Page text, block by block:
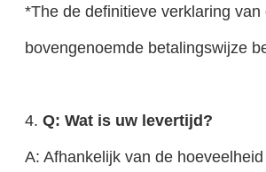
*The de definitieve verklaring van
bovengenoemde betalingswijze
4. Q: Wat is uw levertijd?
A: Afhankelijk van de